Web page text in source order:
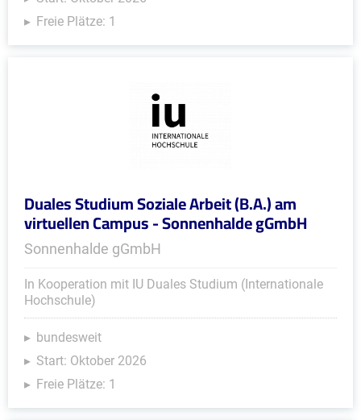
Freie Plätze: 1
Duales Studium Soziale Arbeit (B.A.) am
virtuellen Campus - Sonnenhalde gGmbH
Sonnenhalde gGmbH
In Kooperation mit IU Duales Studium (Internationale
Hochschule)
bundesweit
Start: Oktober 2026
Freie Plätze: 1